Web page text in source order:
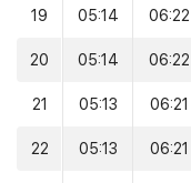
19 05:14 06:22
20 05:14 06:22
21 05:13 06:21
22 05:13 06:21